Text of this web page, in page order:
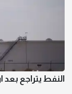
النفط يتراجع بعد